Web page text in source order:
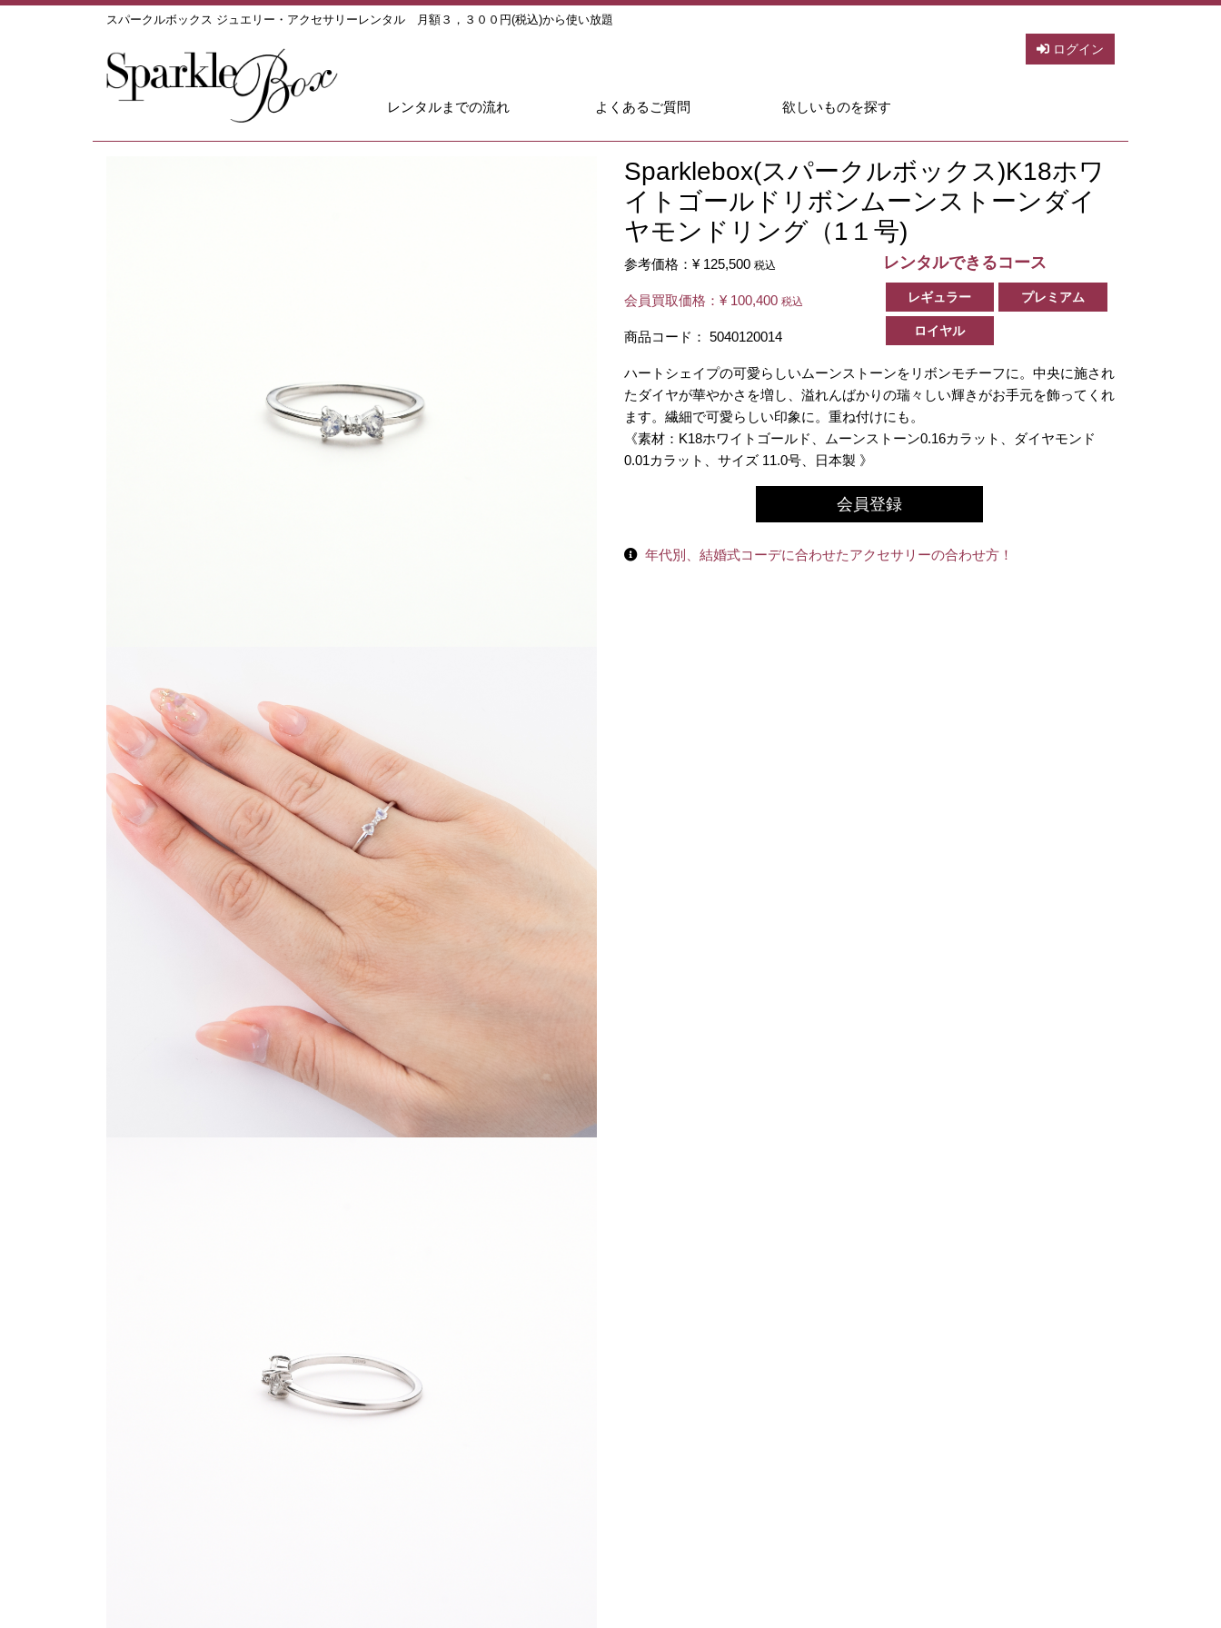
スパークルボックス ジュエリー・アクセサリーレンタル 月額３，３００円(税込)から使い放題
ログイン
レンタルまでの流れ よくあるご質問 欲しいものを探す
Sparklebox(スパークルボックス)K18ホワ
イトゴールドリボンムーンストーンダイ
ヤモンドリング（1１号)
参考価格： ¥ 125,500 税込
会員買取価格： ¥ 100,400 税込
商品コード： 5040120014
レンタルできるコース
レギュラー プレミアム
ロイヤル
ハートシェイプの可愛らしいムーンストーンをリボンモチーフに。中央に施され
たダイヤが華やかさを増し、溢れんばかりの瑞々しい輝きがお手元を飾ってくれ
ます。繊細で可愛らしい印象に。重ね付けにも。
《素材：K18ホワイトゴールド、ムーンストーン0.16カラット、ダイヤモンド
0.01カラット、サイズ 11.0号、日本製 》
会員登録
年代別、結婚式コーデに合わせたアクセサリーの合わせ方！